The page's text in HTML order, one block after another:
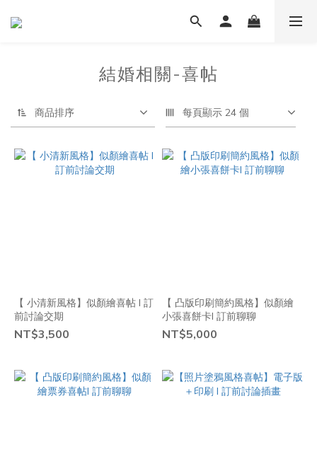
結婚相關-喜帖
商品排序 每頁顯示 24 個
【 小清新風格】似顏繪喜帖 I 訂
前討論交期
NT$3,500
【 凸版印刷簡約風格】似顏繪
小張喜餅卡I 訂前聊聊
NT$5,000